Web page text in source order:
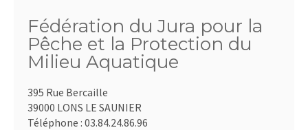
Fédération du Jura pour la
Pêche et la Protection du
Milieu Aquatique
395 Rue Bercaille
39000 LONS LE SAUNIER
Téléphone : 03.84.24.86.96